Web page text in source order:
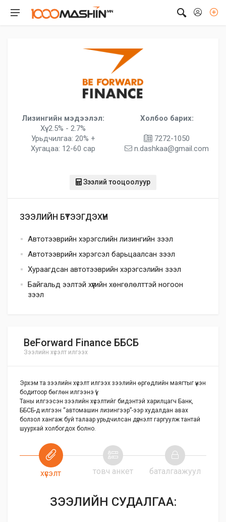
Лизингийн мэдээлэл:
Хүү: 2.5% - 2.7%
Урьдчилгаа: 20% +
Хугацаа: 12-60 сар
Холбоо барих:
7272-1050
n.dashkaa@gmail.com
Зээлий тооцоолуур
ЗЭЭЛИЙН БҮТЭЭГДЭХҮҮН
Автотээврийн хэрэгслийн лизингийн зээл
Автотээврийн хэрэгсэл барьцаалсан зээл
Хураагдсан автотээврийн хэрэгсэлийн зээл
Байгальд ээлтэй хүүгийн хөнгөлөлттэй ногоон
зээл
BeForward Finance ББСБ
Зээлийн хүсэлт илгээх
Эрхэм та зээлийн хүсэлт илгээх зээлийн өргөдлийн маягтыг үнэн
бодитоор бөглөн илгээнэ үү!
Таны илгээсэн зээлийн хүсэлтийг бидэнтэй харилцагч Банк,
ББСБ-д илгээн “автомашин лизингээр”-ээр худалдан авах
болзол хангаж буй талаар урьдчилсан дүгнэлт гаргуулж тантай
шуурхай холбогдох болно.
хүсэлт товч анкет баталгаажуул
ЗЭЭЛИЙН СУДАЛГАА: